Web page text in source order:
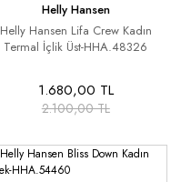
Helly Hansen
Helly Hansen Lifa Crew Kadın
Termal İçlik Üst-HHA.48326
1.680,00 TL
2.100,00 TL